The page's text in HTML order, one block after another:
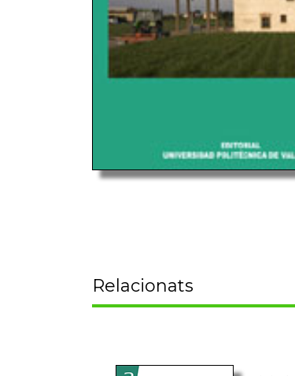
Relacionats